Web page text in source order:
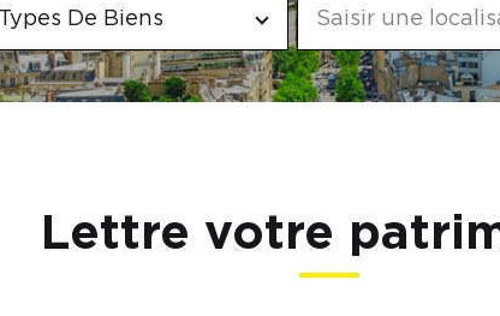
Types De Biens
Lettre votre